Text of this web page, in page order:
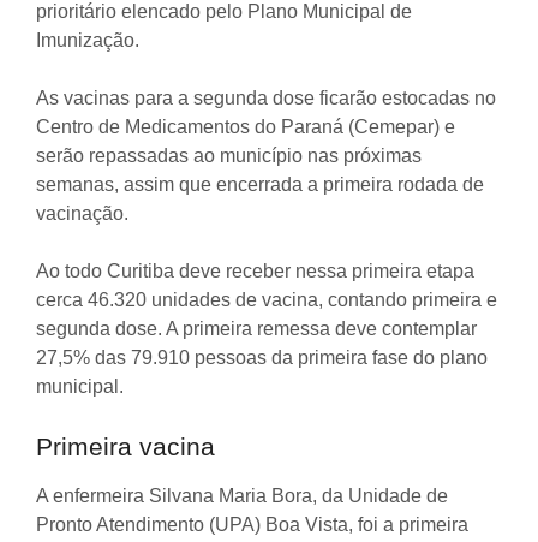
prioritário elencado pelo Plano Municipal de
Imunização.
As vacinas para a segunda dose ficarão estocadas no
Centro de Medicamentos do Paraná (Cemepar) e
serão repassadas ao município nas próximas
semanas, assim que encerrada a primeira rodada de
vacinação.
Ao todo Curitiba deve receber nessa primeira etapa
cerca 46.320 unidades de vacina, contando primeira e
segunda dose. A primeira remessa deve contemplar
27,5% das 79.910 pessoas da primeira fase do plano
municipal.
Primeira vacina
A enfermeira Silvana Maria Bora, da Unidade de
Pronto Atendimento (UPA) Boa Vista, foi a primeira